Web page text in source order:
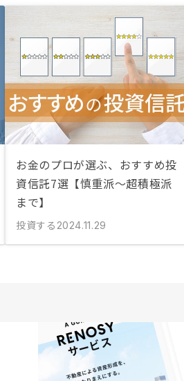
お金のプロが選ぶ、おすすめ投
資信託7選【慎重派〜超積極派
まで】
投資する 2024.11.29